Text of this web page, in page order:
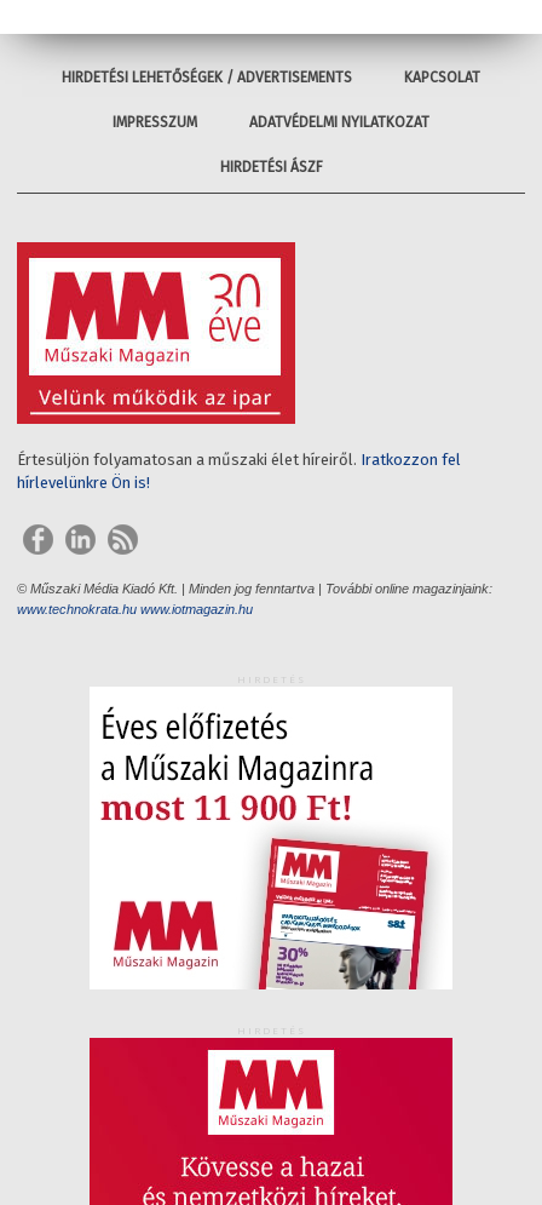
HIRDETÉSI LEHETŐSÉGEK / ADVERTISEMENTS KAPCSOLAT
IMPRESSZUM ADATVÉDELMI NYILATKOZAT
HIRDETÉSI ÁSZF
Értesüljön folyamatosan a műszaki élet híreiről. Iratkozzon fel
hírlevelünkre Ön is!
© Műszaki Média Kiadó Kft. | Minden jog fenntartva | További online magazinjaink:
www.technokrata.hu www.iotmagazin.hu
HIRDETÉS
HIRDETÉS